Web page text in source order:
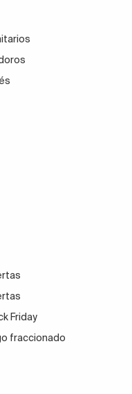
Friday
fraccionado